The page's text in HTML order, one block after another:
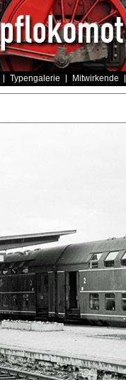
Typengalerie Mitwirkende